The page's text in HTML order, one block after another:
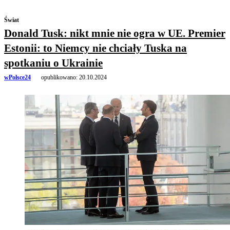
Świat
Donald Tusk: nikt mnie nie ogra w UE. Premier
Estonii: to Niemcy nie chciały Tuska na
spotkaniu o Ukrainie
wPolsce24 opublikowano: 20.10.2024